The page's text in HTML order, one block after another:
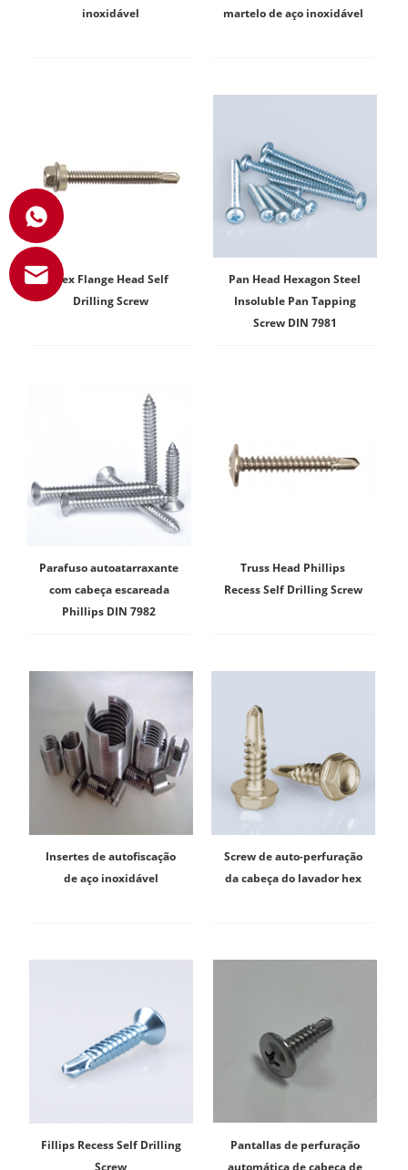
inoxidável martelo de aço inoxidável
Hex Flange Head Self
Drilling Screw
Pan Head Hexagon Steel
Insoluble Pan Tapping
Screw DIN 7981
Parafuso autoatarraxante
com cabeça escareada
Phillips DIN 7982
Truss Head Phillips
Recess Self Drilling Screw
Insertes de autofiscação
de aço inoxidável
Screw de auto-perfuração
da cabeça do lavador hex
Fillips Recess Self Drilling
Pantallas de perfuração